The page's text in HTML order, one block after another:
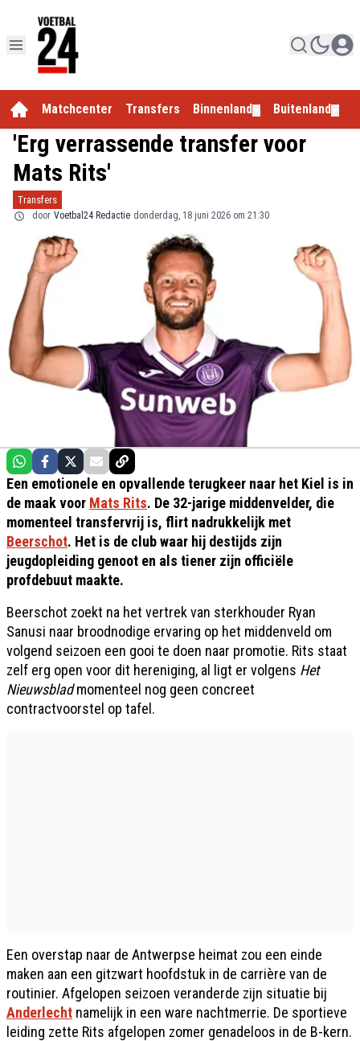
Matchcenter Transfers Binnenland Buitenland
'Erg verrassende transfer voor
Mats Rits'
Transfers
door Voetbal24 Redactie donderdag, 18 juni 2026 om 21:30
Een emotionele en opvallende terugkeer naar het Kiel is in
de maak voor Mats Rits. De 32-jarige middenvelder, die
momenteel transfervrij is, flirt nadrukkelijk met
Beerschot. Het is de club waar hij destijds zijn
jeugdopleiding genoot en als tiener zijn officiële
profdebuut maakte.
Beerschot zoekt na het vertrek van sterkhouder Ryan
Sanusi naar broodnodige ervaring op het middenveld om
volgend seizoen een gooi te doen naar promotie. Rits staat
zelf erg open voor dit hereniging, al ligt er volgens Het
Nieuwsbladmomenteel nog geen concreet
contractvoorstel op tafel.
Een overstap naar de Antwerpse heimat zou een einde
maken aan een gitzwart hoofdstuk in de carrière van de
routinier. Afgelopen seizoen veranderde zijn situatie bij
Anderlecht namelijk in een ware nachtmerrie. De sportieve
leiding zette Rits afgelopen zomer genadeloos in de B-kern.